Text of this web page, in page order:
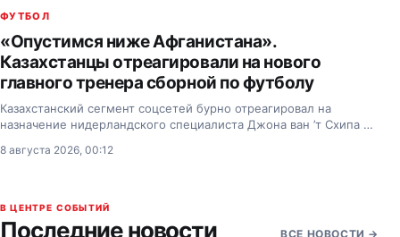
ФУТБОЛ
«Опустимся ниже Афганистана».
Казахстанцы отреагировали на нового
главного тренера сборной по футболу
Казахстанский сегмент соцсетей бурно отреагировал на
назначение нидерландского специалиста Джона ван ’т Схипа на
8 августа 2026, 00:12
В ЦЕНТРЕ СОБЫТИЙ
Последние новости ВСЕ НОВОСТИ →